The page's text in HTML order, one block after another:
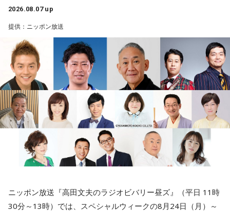
三輪田：三輪田です。よろしくお願いします。
小林：早速ですが、芝大神宮様のご由緒、創建の歴史を教え
ていただけますか？
三輪田：寛弘2年、西暦で申しますと1005年まで遡ります。
寺内：1005年！？ 飛んだなぁ（笑）。
小林：普通、飛ぶの1個しかないよね？
寺内：10万飛んで8000円とかね(笑)。
2026.08.07 up
提供：ニッポン放送
ニッポン放送『高田文夫のラジオビバリー昼ズ』（平日 11時
30分～13時）では、スペシャルウィークの8月24日（月）～